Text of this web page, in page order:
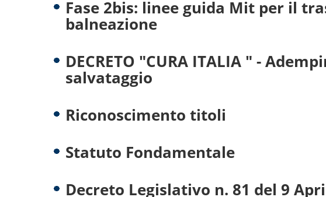
Fase 2bis: linee guida Mit per il
balneazione
DECRETO "CURA ITALIA " -
salvataggio
Riconoscimento titoli
Statuto Fondamentale
Decreto Legislativo n. 81 del 9